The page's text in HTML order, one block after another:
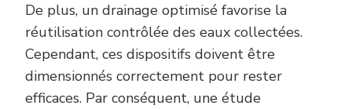
De plus, un drainage optimisé favorise la
réutilisation contrôlée des eaux collectées.
Cependant, ces dispositifs doivent être
dimensionnés correctement pour rester
efficaces. Par conséquent, une étude